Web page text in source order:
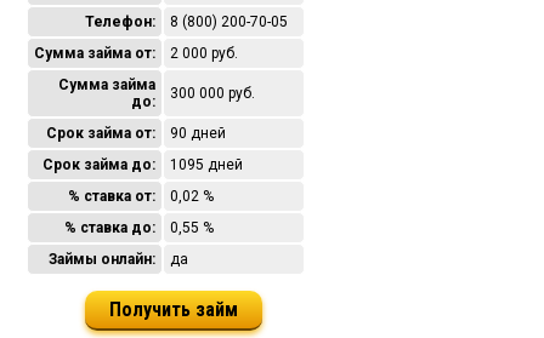
Телефон:
8 (800) 200-70-05
Сумма займа от:
2 000 руб.
Сумма займа
до:
300 000 руб.
Срок займа от:
90 дней
Срок займа до:
1095 дней
% ставка от:
0,02 %
% ставка до:
0,55 %
Займы онлайн:
да
Получить займ